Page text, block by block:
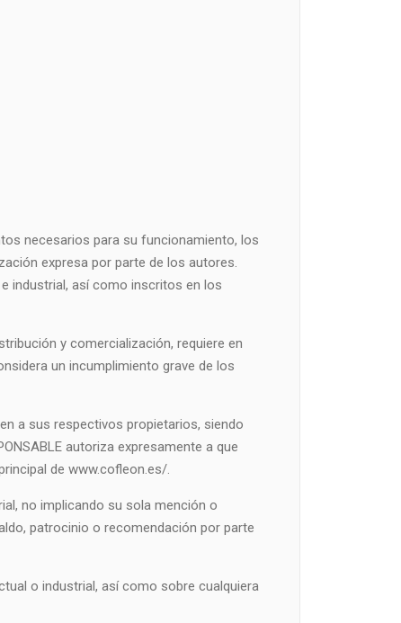
necesarios para su funcionamiento, los
expresa por parte de los autores.
industrial, así como inscritos en los
y comercialización, requiere en
un incumplimiento grave de los
a sus respectivos propietarios, siendo
autoriza expresamente a que
de www.cofleon.es/.
no implicando su sola mención o
patrocinio o recomendación por parte
o industrial, así como sobre cualquiera